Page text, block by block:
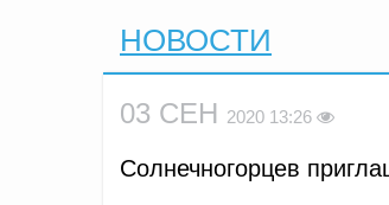
НОВОСТИ
03 СЕН 2020 13:26
Солнечногорцев